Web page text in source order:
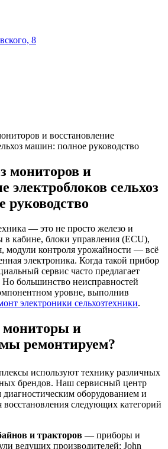
8
и восстановление
машин: полное руководство
мониторов и
электроблоков сельхоз
— это не просто железо и
кабине, блоки управления (ECU),
модули контроля урожайности — всё
электроника. Когда такой прибор
сервис часто предлагает
большинство неисправностей
уровне, выполнив
электроники сельхозтехники.
мониторы и
ремонтируем?
используют технику различных
брендов. Наш сервисный центр
оборудованием и
восстановления следующих категорий
и тракторов — приборы и
ведущих производителей: John